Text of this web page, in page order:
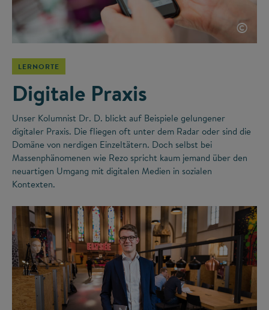
©
LERNORTE
Digitale Praxis
Unser Kolumnist Dr. D. blickt auf Beispiele gelungener
digitaler Praxis. Die fliegen oft unter dem Radar oder sind die
Domäne von nerdigen Einzeltätern. Doch selbst bei
Massenphänomenen wie Rezo spricht kaum jemand über den
neuartigen Umgang mit digitalen Medien in sozialen
Kontexten.